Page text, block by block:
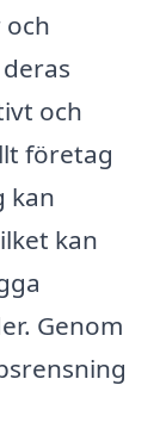
och
företag
kan
kan
Genom